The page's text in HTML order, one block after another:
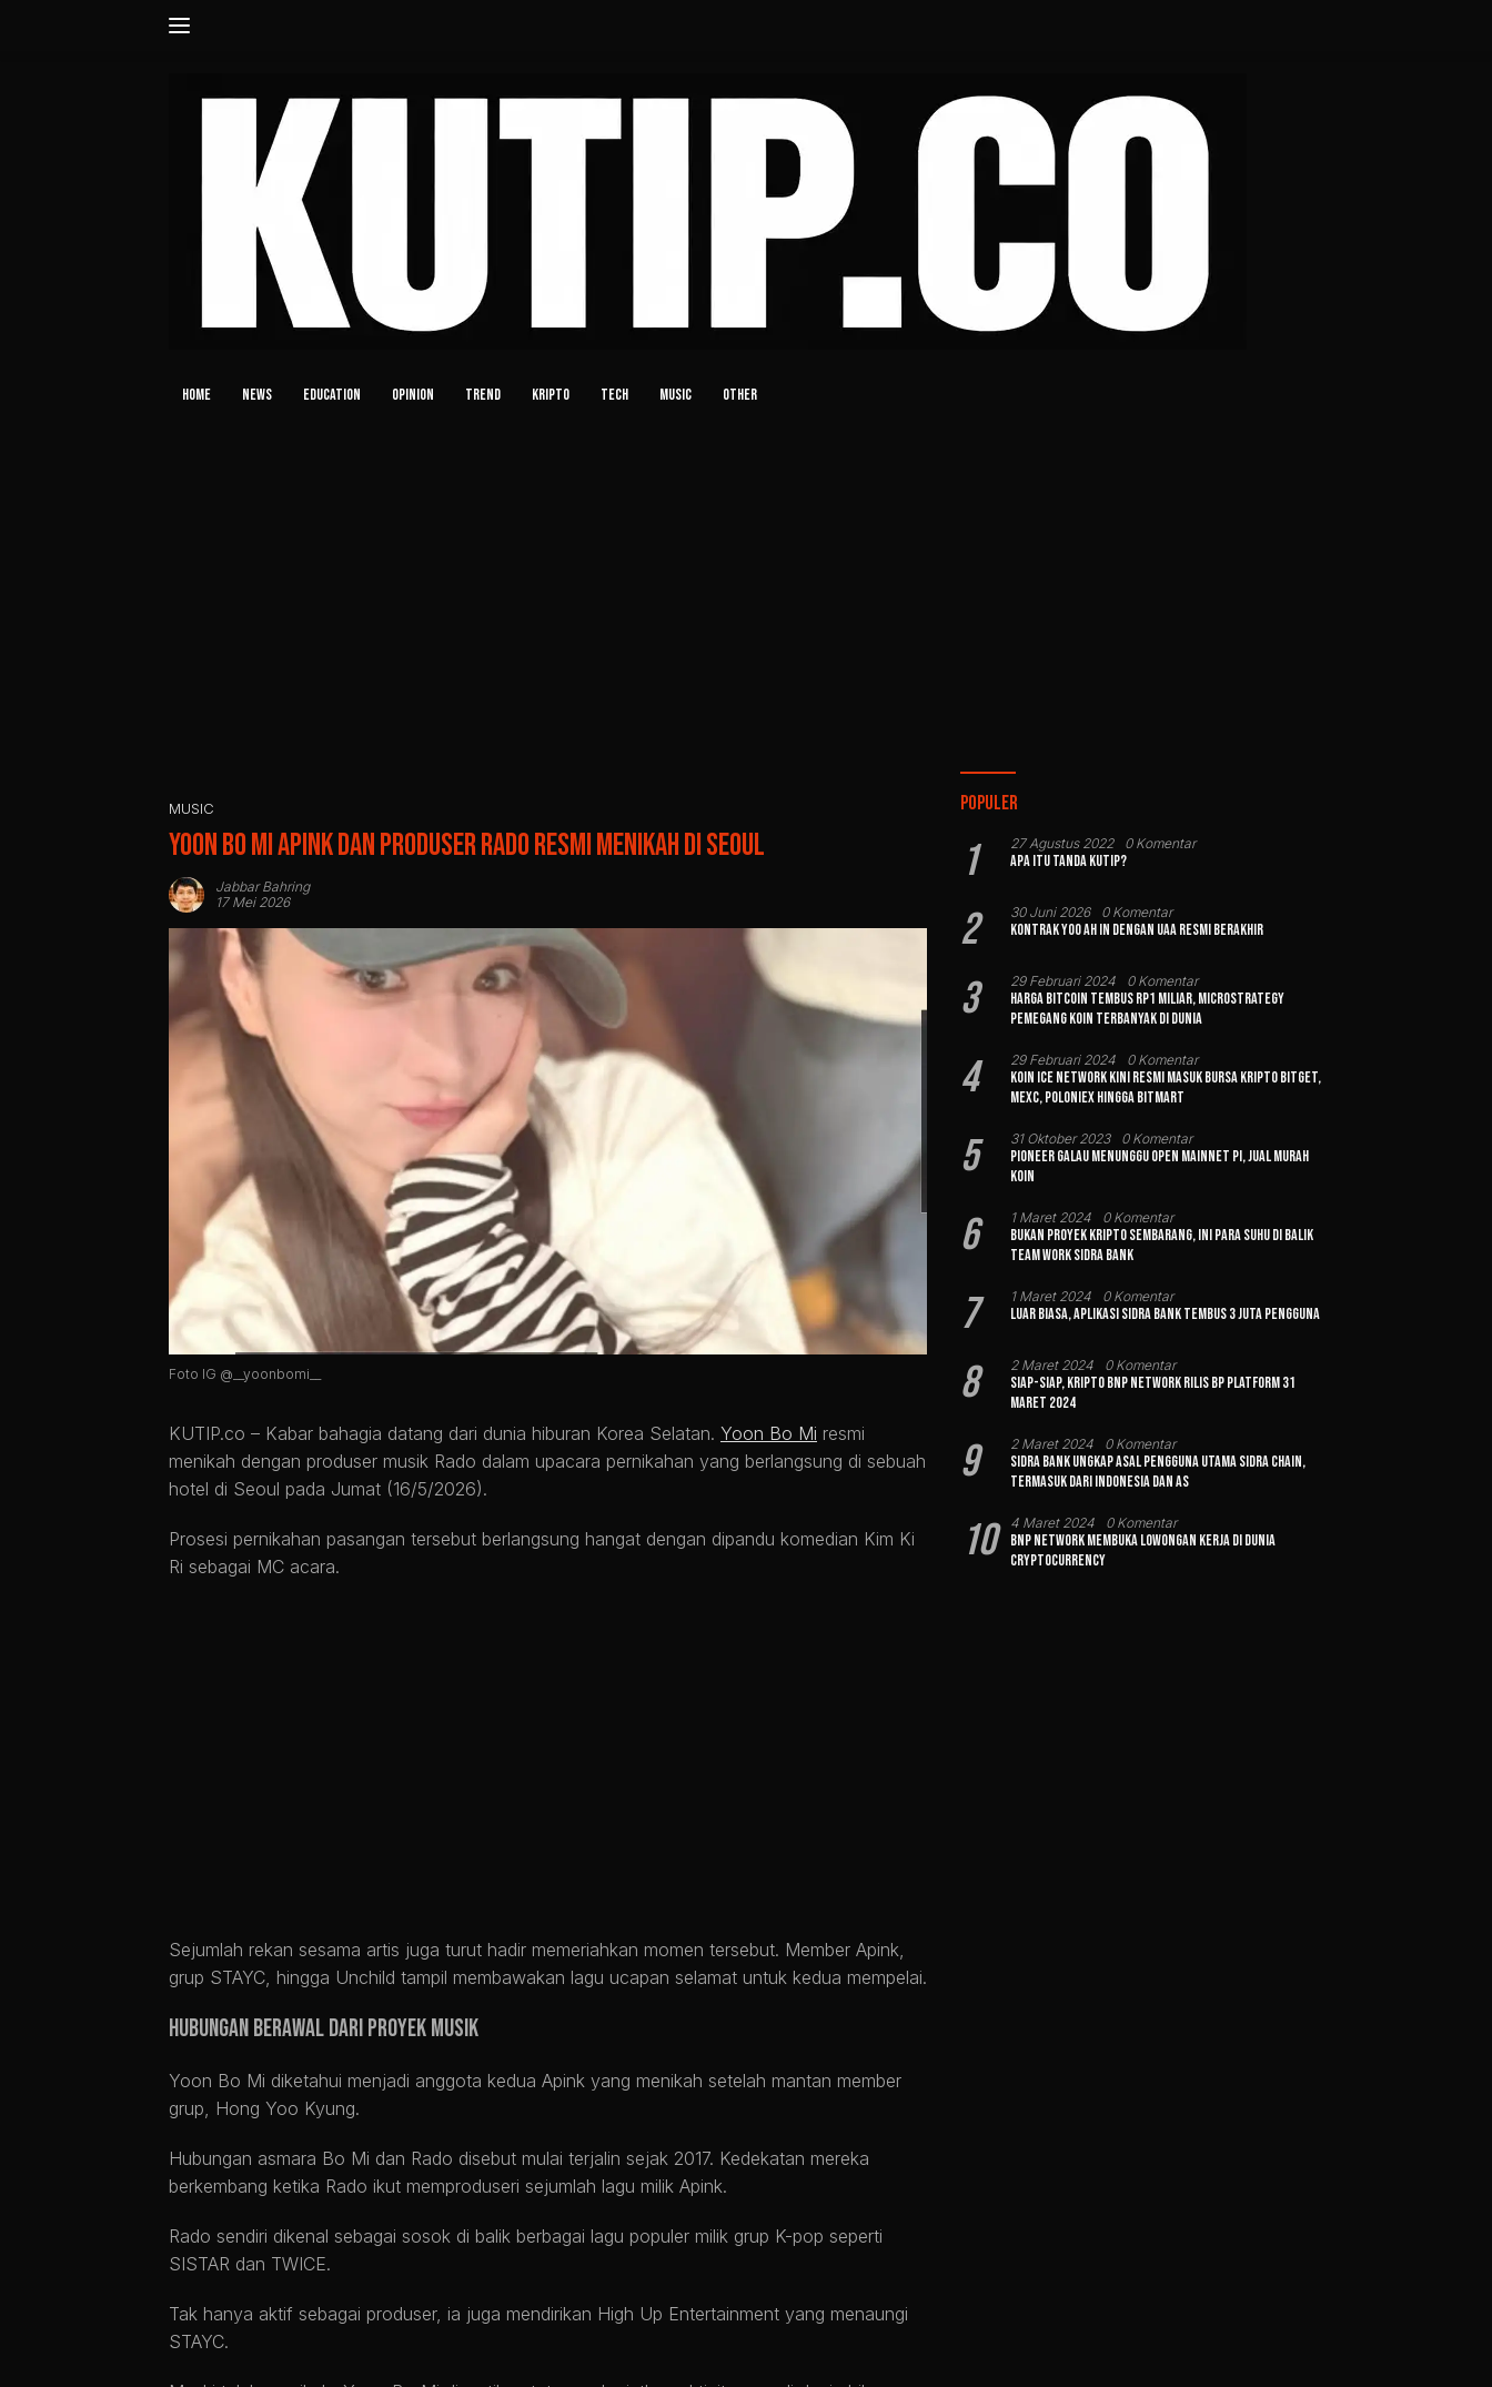
HOME NEWS EDUCATION OPINION TREND KRIPTO TECH MUSIC OTHER
MUSIC
Yoon Bo Mi Apink dan Produser Rado Resmi Menikah di Seoul
Jabbar Bahring
17 Mei 2026
Foto IG @__yoonbomi__
KUTIP.co – Kabar bahagia datang dari dunia hiburan Korea Selatan. Yoon Bo Mi resmi
menikah dengan produser musik Rado dalam upacara pernikahan yang berlangsung di sebuah
hotel di Seoul pada Jumat (16/5/2026).
Prosesi pernikahan pasangan tersebut berlangsung hangat dengan dipandu komedian Kim Ki
Ri sebagai MC acara.
Sejumlah rekan sesama artis juga turut hadir memeriahkan momen tersebut. Member Apink,
grup STAYC, hingga Unchild tampil membawakan lagu ucapan selamat untuk kedua mempelai.
Hubungan Berawal dari Proyek Musik
Yoon Bo Mi diketahui menjadi anggota kedua Apink yang menikah setelah mantan member
grup, Hong Yoo Kyung.
Hubungan asmara Bo Mi dan Rado disebut mulai terjalin sejak 2017. Kedekatan mereka
berkembang ketika Rado ikut memproduseri sejumlah lagu milik Apink.
Rado sendiri dikenal sebagai sosok di balik berbagai lagu populer milik grup K-pop seperti
SISTAR dan TWICE.
Tak hanya aktif sebagai produser, ia juga mendirikan High Up Entertainment yang menaungi
STAYC.
Populer
1 27 Agustus 2022 0 Komentar
Apa Itu Tanda Kutip?
2 30 Juni 2026 0 Komentar
Kontrak Yoo Ah In dengan UAA Resmi Berakhir
3 29 Februari 2024 0 Komentar
Harga Bitcoin Tembus Rp1 Miliar, MicroStrategy
Pemegang Koin Terbanyak di Dunia
4 29 Februari 2024 0 Komentar
Koin Ice Network Kini Resmi Masuk Bursa Kripto Bitget,
MEXC, Poloniex hingga BitMart
5 31 Oktober 2023 0 Komentar
Pioneer Galau Menunggu Open Mainnet Pi, Jual Murah
Koin
6 1 Maret 2024 0 Komentar
Bukan Proyek Kripto Sembarang, Ini Para Suhu di Balik
Team Work Sidra Bank
7 1 Maret 2024 0 Komentar
Luar Biasa, Aplikasi Sidra Bank Tembus 3 Juta Pengguna
8 2 Maret 2024 0 Komentar
Siap-siap, Kripto BNP Network Rilis BP Platform 31
Maret 2024
9 2 Maret 2024 0 Komentar
Sidra Bank Ungkap Asal Pengguna Utama Sidra Chain,
Termasuk dari Indonesia dan AS
10 4 Maret 2024 0 Komentar
BNP Network Membuka Lowongan Kerja di Dunia
Cryptocurrency